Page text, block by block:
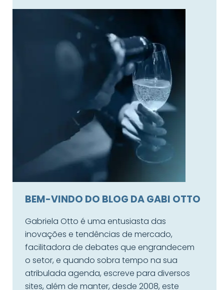
BEM-VINDO DO BLOG DA GABI OTTO
Gabriela Otto é uma entusiasta das
inovações e tendências de mercado,
facilitadora de debates que engrandecem
o setor, e quando sobra tempo na sua
atribulada agenda, escreve para diversos
sites, além de manter, desde 2008, este